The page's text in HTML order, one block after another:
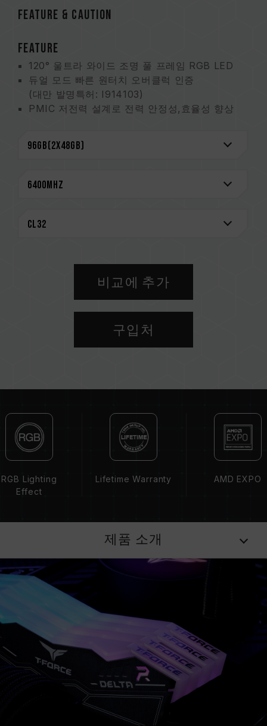
FEATURE & CAUTION
FEATURE
120° 울트라 와이드 조명 풀 프레임 RGB LED
듀얼 모드 빠른 원터치 오버클럭 인증
(대만 발명특허: I914103)
PMIC 저전력 설계로 전력 안정성,효율성 향상
터 무결성을 유지
스마트 RGB IC 컨트롤러 내장
감
호환되는 플랫폼 관련 정보는'호환성 검색'
해 확인하실 수 있습니다.
메모리 제품을 구매하기 전에, 반드시 메인보드
용하지 마십시오. 각 세트의 메모리는 호환성 테
리를 혼용하면 시스템이 불안정해지거나 부팅되
지 않을 수 있습니다.
CPU 메모리 컨트롤러(IMC)의 품질과 현재 사용
되는 메인보드 BIOS 버전이 메모리 동작 클럭에
메모리의 최종 작동 주파수는 시스템 BIOS 설정
기본 주파수 DDR5-4800 또는 그 이하로 실행됩
니다. 이는 제품 결합이 아닌 정상적인 작동입니
다.
XMP 3.0 / EXPO는 사용자가 수동으로 활성화해
야 하며, 일부 메인보드나 CPU는 표기된 주파수
에 도달하지 못할 수 있으며, 최종 작동 주파수는
시스템 설정 및 하드웨어 사양에 의해 제한됩니
다.
오버클럭(XMP 3.0 / EXPO 설정 활성화 등)은
JEDEC 표준을 초과해, 시스템 안정성에 영향을
미칠 수 있습니다. 오버클럭으로 인한 시스템 불
안정이 생길 경우 BIOS 기본값으로 복원하시길
비교에 추가
구입처
RGB Lighting
Effect
Lifetime Warranty AMD EXPO
제품 소개